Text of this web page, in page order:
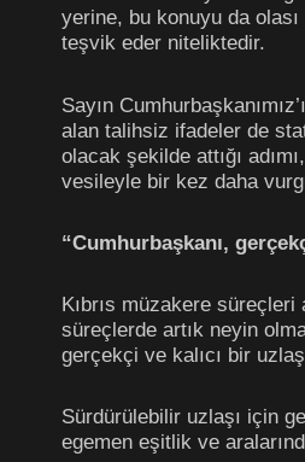
yerine, bu konuyu da
teşvik eder niteliktedir.
Sayın
alan talihsiz ifadeler de
olacak şekilde attığı
vesileyle bir kez daha
“Cumhurbaşkanı,
Kıbrıs müzakere
süreçlerde artık neyin
gerçekçi ve kalıcı bir
Sürdürülebilir uzlaşı için
egemen eşitlik ve